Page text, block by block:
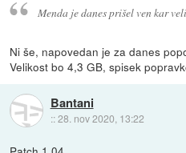
Menda je danes prišel ven kar
Ni še, napovedan je za danes
Velikost bo 4,3 GB, spisek
Bantani
::28. nov 2020, 13:22